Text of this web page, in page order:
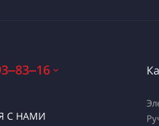
С НАМИ